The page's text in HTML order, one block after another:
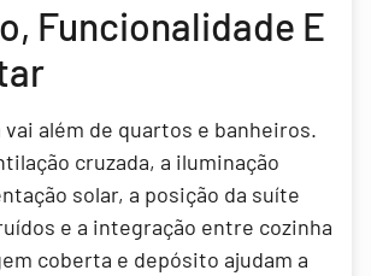
Funcionalidade E
vai além de quartos e banheiros.
cruzada, a iluminação
solar, a posição da suíte
e a integração entre cozinha
coberta e depósito ajudam a